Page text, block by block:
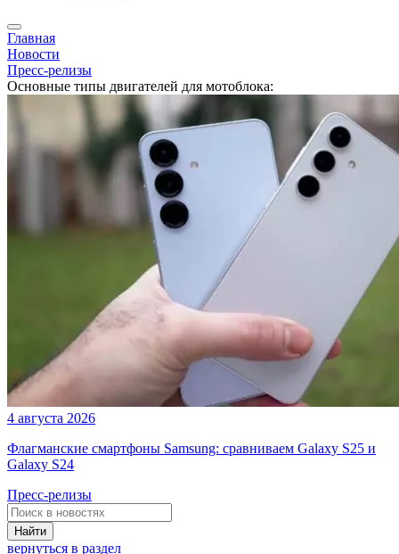
Главная
Новости
Пресс-релизы
Основные типы двигателей для мотоблока:
4 августа 2026
Флагманские смартфоны Samsung: сравниваем Galaxy S25 и
Galaxy S24
Пресс-релизы
Найти
вернуться в раздел